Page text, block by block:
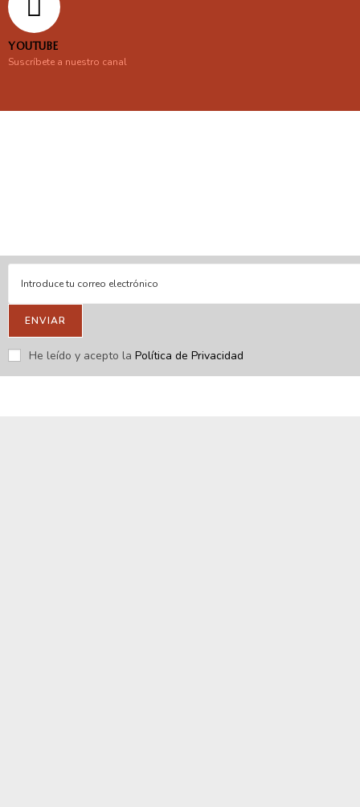
YOUTUBE
Suscríbete a nuestro canal
ENVIAR
He leído y acepto la Política de Privacidad